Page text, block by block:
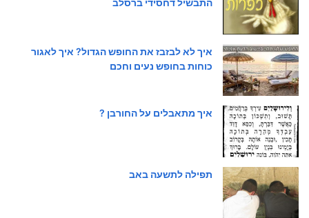
התבשיל דחסידי ברסלב
איך לא לבזבז את החופש הגדול? איך לאגור
כוחות בחופש נעים וחכם
איך מתאבלים על החורבן ?
תפילה לתשעה באב